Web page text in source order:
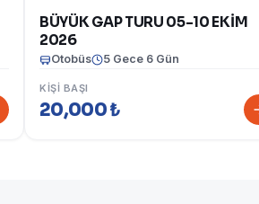
BÜYÜK GAP TURU 05-10 EKİM
2026
Otobüs 5 Gece 6 Gün
KIŞI BAŞI
20,000 ₺